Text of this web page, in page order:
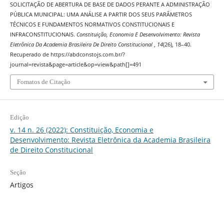
SOLICITAÇÃO DE ABERTURA DE BASE DE DADOS PERANTE A ADMINISTRAÇÃO
PÚBLICA MUNICIPAL: UMA ANÁLISE A PARTIR DOS SEUS PARÂMETROS
TÉCNICOS E FUNDAMENTOS NORMATIVOS CONSTITUCIONAIS E
INFRACONSTITUCIONAIS. Constituição, Economia E Desenvolvimento: Revista
Eletrônica Da Academia Brasileira De Direito Constitucional
14(26), 18–40.
Recuperado de https://abdconstojs.com.br/?
journal=revista&page=article&op=view&path[]=491
Fomatos de Citação
Edição
v. 14 n. 26 (2022): Constituição, Economia e
Desenvolvimento: Revista Eletrônica da Academia Brasileira
de Direito Constitucional
Seção
Artigos